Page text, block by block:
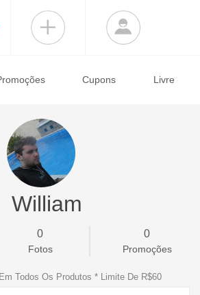
Cupons Livre
William
0
Fotos
0
Promoções
Todos Os Produtos * Limite De R$60